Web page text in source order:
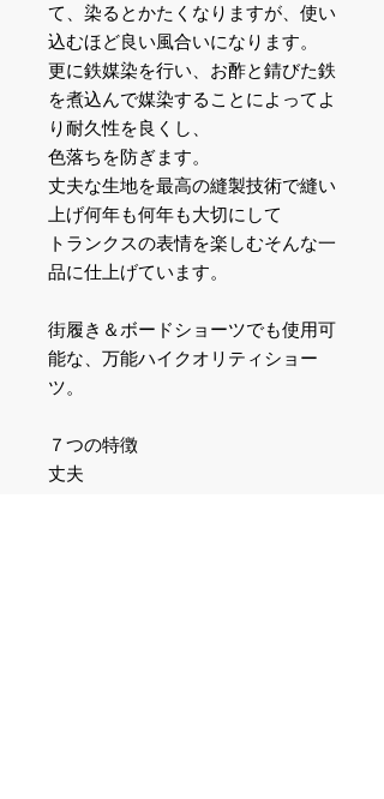
て、染るとかたくなりますが、使い
込むほど良い風合いになります。
更に鉄媒染を行い、お酢と錆びた鉄
を煮込んで媒染することによってよ
り耐久性を良くし、
色落ちを防ぎます。
丈夫な生地を最高の縫製技術で縫い
上げ何年も何年も大切にして
トランクスの表情を楽しむそんな一
品に仕上げています。
街履き＆ボードショーツでも使用可
能な、万能ハイクオリティショー
ツ。
７つの特徴
丈夫